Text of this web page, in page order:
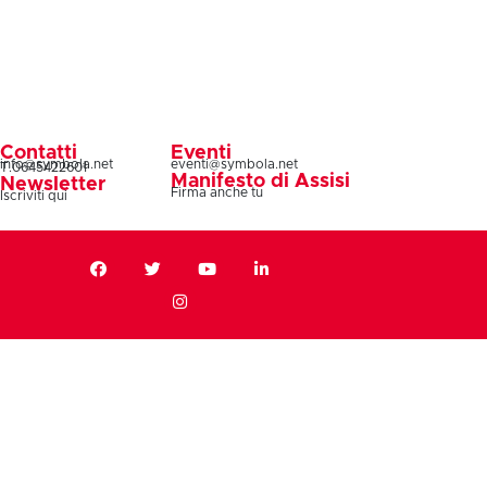
Contatti
info@symbola.net
T.0645422601
Newsletter
Iscriviti qui
Eventi
eventi@symbola.net
Manifesto di Assisi
Firma anche tu